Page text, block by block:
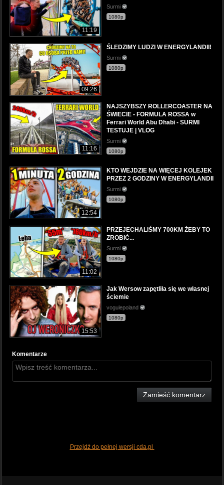
11:19
Surmi
1080p
09:26
ŚLEDZIMY LUDZI W ENERGYLANDII!
Surmi
1080p
11:16
NAJSZYBSZY ROLLERCOASTER NA
ŚWIECIE - FORMULA ROSSA w
Ferrari World Abu Dhabi - SURMI
TESTUJE | VLOG
Surmi
1080p
12:54
KTO WEJDZIE NA WIĘCEJ KOLEJEK
PRZEZ 2 GODZINY W ENERGYLANDII
Surmi
1080p
11:02
PRZEJECHALIŚMY 700KM ŻEBY TO
ZROBIĆ...
Surmi
1080p
15:53
Jak Wersow zapętliła się we własnej
ściemie
vogulepoland
1080p
Komentarze
Zamieść komentarz
Przejdź do pełnej wersji cda.pl